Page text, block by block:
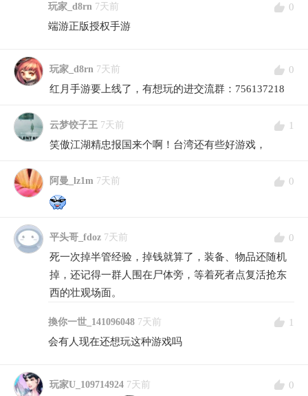
玩家_d8rn 7天前
0
端游正版授权手游
玩家_d8rn 7天前
0
红月手游要上线了，有想玩的进交流群：756137218
云梦饺子王 7天前
1
笑傲江湖精忠报国来个啊！台湾还有些好游戏，
阿曼_lz1m 7天前 0
平头哥_fdoz 7天前
0
死一次掉半管经验，掉钱就算了，装备、物品还随机
掉，还记得一群人围在尸体旁，等着死者点复活抢东
西的壮观场面。
換你一世_141096048 7天前
1
会有人现在还想玩这种游戏吗
玩家U_109714924 7天前 0